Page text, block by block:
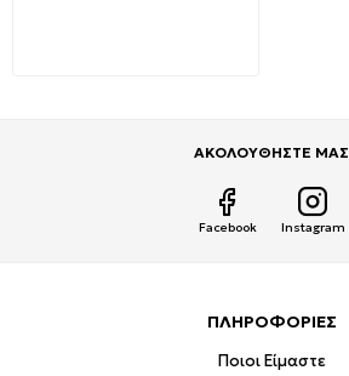
ΑΚΟΛΟΥΘΗΣΤΕ ΜΑΣ
Facebook Instagram
ΠΛΗΡΟΦΟΡΙΕΣ
Ποιοι Είμαστε